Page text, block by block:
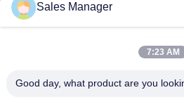
China Gute Qualität Silikon-
Sales Manager
7:23 AM
Good day, what product are you